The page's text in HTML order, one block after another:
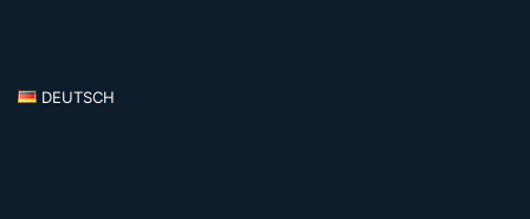
DEUTSCH